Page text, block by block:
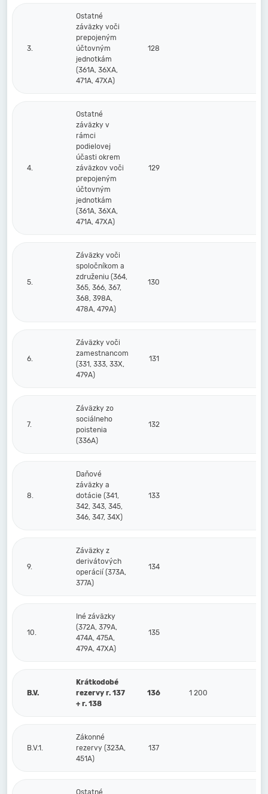
3.
Ostatné
záväzky voči
prepojeným
účtovným
jednotkám
(361A, 36XA,
471A, 47XA)
128
4.
Ostatné
záväzky v
rámci
podielovej
účasti okrem
záväzkov voči
prepojeným
účtovným
jednotkám
(361A, 36XA,
471A, 47XA)
129
5.
Záväzky voči
spoločníkom a
združeniu (364,
365, 366, 367,
368, 398A,
478A, 479A)
130
6.
Záväzky voči
zamestnancom
(331, 333, 33X,
479A)
131
7.
Záväzky zo
sociálneho
poistenia
(336A)
132
8.
Daňové
záväzky a
dotácie (341,
342, 343, 345,
346, 347, 34X)
133
9.
Záväzky z
derivátových
operácií (373A,
377A)
134
10.
Iné záväzky
(372A, 379A,
474A, 475A,
479A, 47XA)
135
B.V.
Krátkodobé
rezervy r. 137
+ r. 138
136 1 200
B.V.1.
Zákonné
rezervy (323A,
451A)
137
Ostatné